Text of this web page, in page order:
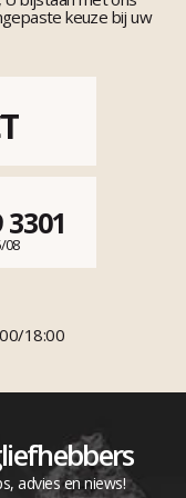
keuze bij uw
08
18:00
advies en niews!